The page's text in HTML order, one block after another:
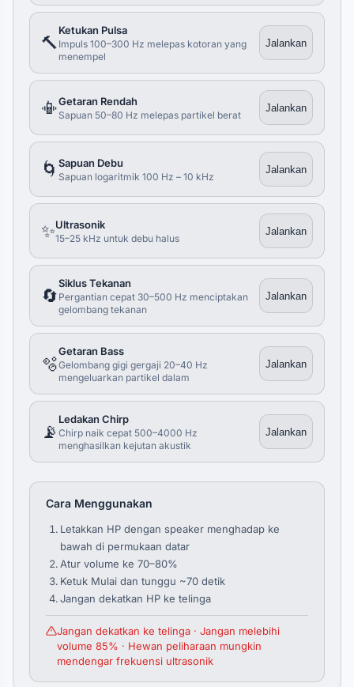
🔨
Ketukan Pulsa
Impuls 100–300 Hz melepas kotoran yang
menempel
Jalankan
📳Getaran Rendah
Sapuan 50–80 Hz melepas partikel berat
Jalankan
🌀 Sapuan Debu
Sapuan logaritmik 100 Hz – 10 kHz
Jalankan
✨Ultrasonik
15–25 kHz untuk debu halus
Jalankan
🔄
Siklus Tekanan
Pergantian cepat 30–500 Hz menciptakan
gelombang tekanan
Jalankan
🫧
Getaran Bass
Gelombang gigi gergaji 20–40 Hz
mengeluarkan partikel dalam
Jalankan
📡
Ledakan Chirp
Chirp naik cepat 500–4000 Hz
menghasilkan kejutan akustik
Jalankan
Cara Menggunakan
Letakkan HP dengan speaker menghadap ke
bawah di permukaan datar
Atur volume ke 70–80%
Ketuk Mulai dan tunggu ~70 detik
Jangan dekatkan HP ke telinga
Jangan dekatkan ke telinga · Jangan melebihi
volume 85% · Hewan peliharaan mungkin
mendengar frekuensi ultrasonik